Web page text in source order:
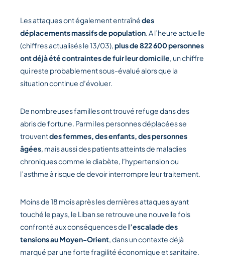
Les attaques ont également entraînédes
déplacements massifs de population. A l’heure actuelle
(chiffres actualisés le 13/03),plus de 822 600 personnes
ont déjà été contraintes de fuir leur domicile, un chiffre
qui reste probablement sous-évalué alors que la
situation continue d’évoluer.
De nombreuses familles ont trouvé refuge dans des
abris de fortune. Parmi les personnes déplacées se
trouventdes femmes, des enfants, des personnes
âgées, mais aussi des patients atteints de maladies
chroniques comme le diabète, l’hypertension ou
l’asthme à risque de devoir interrompre leur traitement.
Moins de 18 mois après les dernières attaques ayant
touché le pays, le Liban se retrouve une nouvelle fois
confronté aux conséquences del’escalade des
tensions au Moyen-Orient, dans un contexte déjà
marqué par une forte fragilité économique et sanitaire.